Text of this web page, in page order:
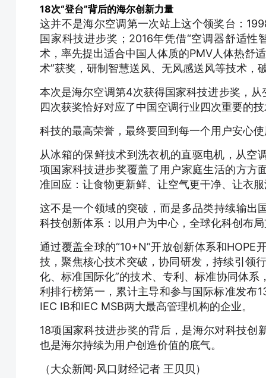
18次“登台”背后的海尔创新力量
这并不是海尔空调第一次站上这个领奖台：
国家科技进步奖；2016年凭借“空调器舒适
术，率先提出适合中国人体质的PMV人体热舒
术”获奖，研制智慧送风、无风感送风等技术，
本次是海尔空调第4次获得国家科技进步奖，
四次获奖恰好对应了中国空调行业四次重要的
科技的最高荣誉，最终要回到每一个用户安心
从冰箱的保鲜技术到洗衣机的直驱电机，从空
项国家科技进步奖覆盖了用户家庭生活的方方
准回应：让食物更新鲜、让空气更干净、让衣
这不是一个领域的突破，而是多品类持续输出
科技创新体系：以用户为中心，全球化科创布
通过覆盖全球的“10+N”开放创新体系和
技，聚焦核心技术突破，协同研发，持续引领
化、标准国际化”的技术、专利、标准协同体
利排行榜第一，累计主导和参与国际标准发布
IEC IB和IEC MSB两大最高管理机构的企业。
18项国家科技进步奖的背后，是海尔对科技
也是海尔持续为用户创造价值的底气。
（大众新闻·风口财经记者 王贝贝）